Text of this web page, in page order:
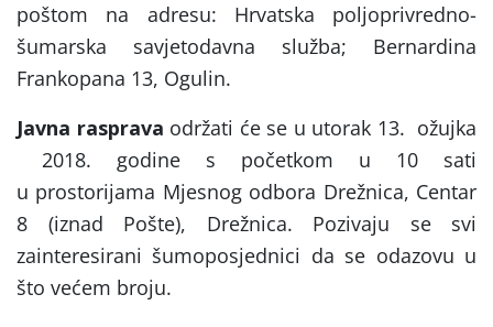
poštom na adresu: Hrvatska poljoprivredno-
šumarska savjetodavna služba; Bernardina
Frankopana 13, Ogulin.
Javna rasprava održati će se u utorak 13. ožujka
2018. godine s početkom u 10 sati
u prostorijama Mjesnog odbora Drežnica, Centar
8 (iznad Pošte), Drežnica. Pozivaju se svi
zainteresirani šumoposjednici da se odazovu u
što većem broju.